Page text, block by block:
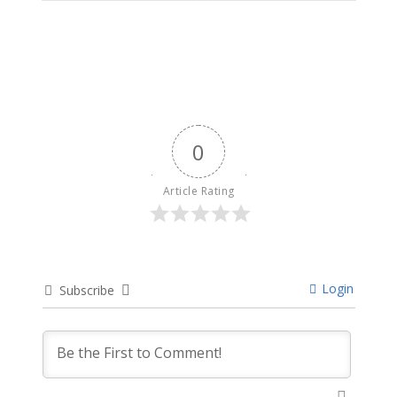
0
Article Rating
Subscribe Login